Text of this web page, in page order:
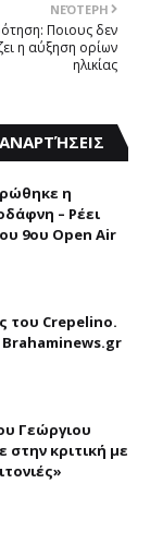
ΝΕΌΤΕΡΗ
Πoιους δεν
η αύξηση oρίων
ηλικίας
η
– Ρέει
9ου Open Air
του Crepelino.
Γεώργιου
κριτική με